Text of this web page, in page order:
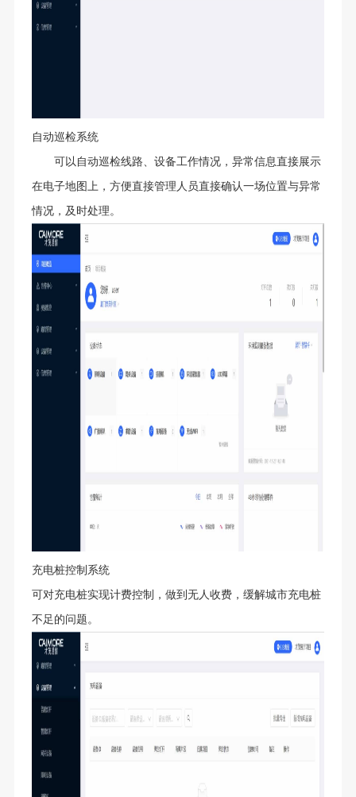
自动巡检系统
可以自动巡检线路、设备工作情况，异常信息直接展示
在电子地图上，方便直接管理人员直接确认一场位置与异常
情况，及时处理。
充电桩控制系统
可对充电桩实现计费控制，做到无人收费，缓解城市充电桩
不足的问题。